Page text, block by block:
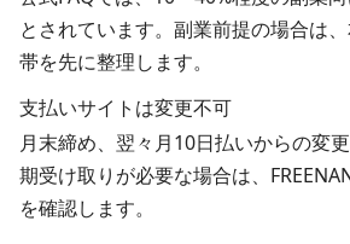
とされています。副業前提の場合は
帯を先に整理します。
支払いサイトは変更不可
月末締め、翌々月10日払いからの変
期受け取りが必要な場合は、
を確認します。